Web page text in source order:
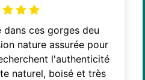
ces gorges deu
nature assurée pour
l'authenticité
naturel, boisé et très